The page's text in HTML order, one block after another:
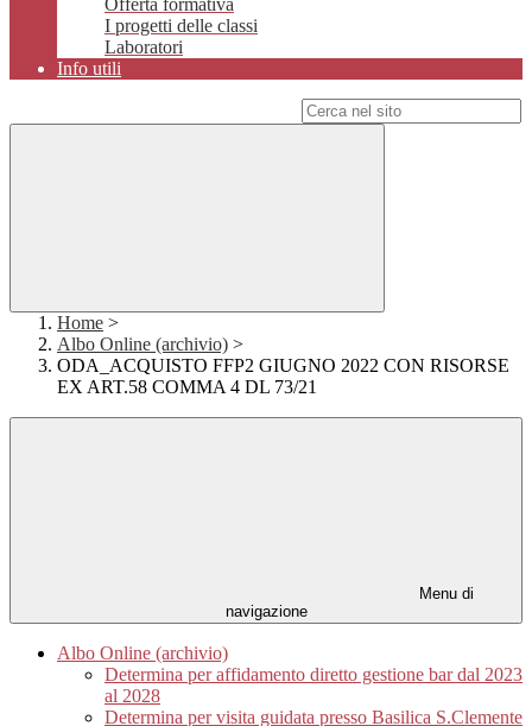
Offerta formativa
I progetti delle classi
Laboratori
Info utili
Home >
Albo Online (archivio) >
ODA_ACQUISTO FFP2 GIUGNO 2022 CON RISORSE
EX ART.58 COMMA 4 DL 73/21
Menu di
navigazione
Albo Online (archivio)
Determina per affidamento diretto gestione bar dal 2023
al 2028
Determina per visita guidata presso Basilica S.Clemente